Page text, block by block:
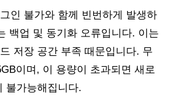
인 불가와 함께 빈번하게 발생하
백업 및 동기화 오류입니다. 이는
저장 공간 부족 때문입니다. 무
이며, 이 용량이 초과되면 새로
불가능해집니다.